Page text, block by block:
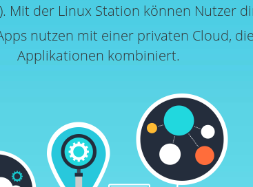
Mit der Linux Station können Nutzer
nutzen mit einer privaten Cloud,
Applikationen kombiniert.